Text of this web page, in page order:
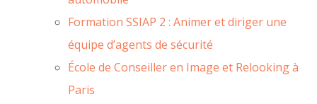
Formation SSIAP 2 : Animer et diriger une
équipe d’agents de sécurité
École de Conseiller en Image et Relooking à
Paris